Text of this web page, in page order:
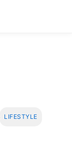
LIFESTYLE